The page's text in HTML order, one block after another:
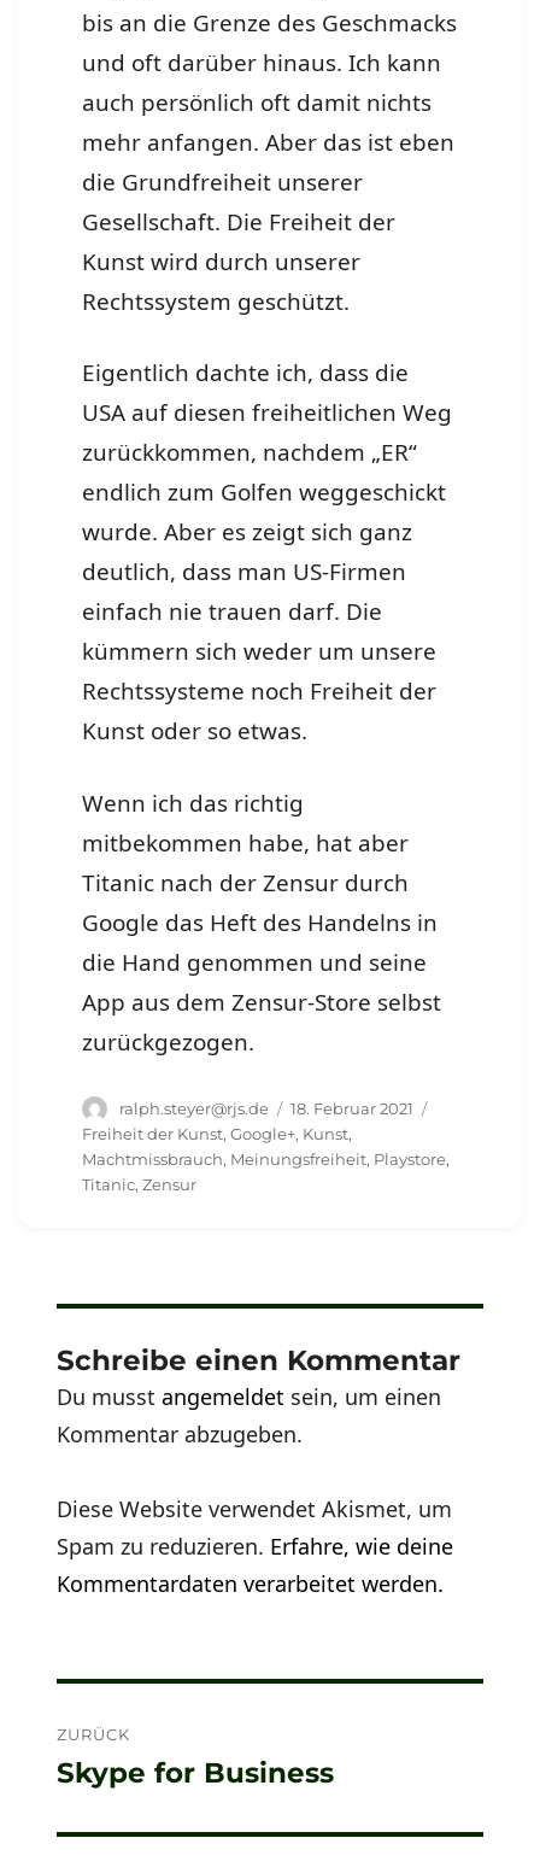
bis an die Grenze des Geschmacks
und oft darüber hinaus. Ich kann
auch persönlich oft damit nichts
mehr anfangen. Aber das ist eben
die Grundfreiheit unserer
Gesellschaft. Die Freiheit der
Kunst wird durch unserer
Rechtssystem geschützt.
Eigentlich dachte ich, dass die
USA auf diesen freiheitlichen Weg
zurückkommen, nachdem „ER“
endlich zum Golfen weggeschickt
wurde. Aber es zeigt sich ganz
deutlich, dass man US-Firmen
einfach nie trauen darf. Die
kümmern sich weder um unsere
Rechtssysteme noch Freiheit der
Kunst oder so etwas.
Wenn ich das richtig
mitbekommen habe, hat aber
Titanic nach der Zensur durch
Google das Heft des Handelns in
die Hand genommen und seine
App aus dem Zensur-Store selbst
zurückgezogen.
Autor
ralph.steyer@rjs.de
Veröffentlicht
am
18. Februar 2021
Freiheit der Kunst,Google+, Kunst,
Machtmissbrauch, Meinungsfreiheit, Playstore,
Titanic,Zensur
Schreibe einen Kommentar
Du musstangemeldet sein, um einen
Kommentar abzugeben.
Diese Website verwendet Akismet, um
Spam zu reduzieren. Erfahre, wie deine
Kommentardaten verarbeitet werden.
ZURÜCK
Vorheriger
Skype for Business